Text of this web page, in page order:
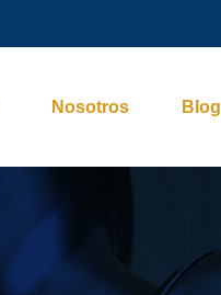
Nosotros Blog